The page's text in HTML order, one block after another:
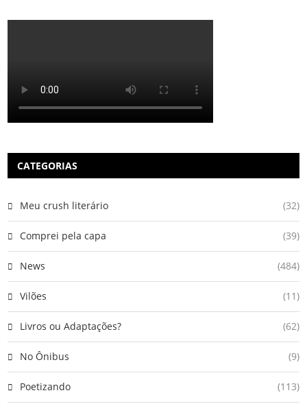
CATEGORIAS
Meu crush literário (32)
Comprei pela capa (39)
News (484)
Vilões (11)
Livros ou Adaptações? (62)
No Ônibus (9)
Poetizando (113)